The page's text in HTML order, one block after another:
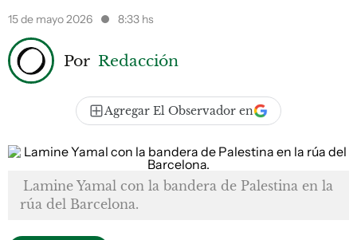
15 de mayo 2026 8:33 hs
Por Redacción
Agregar El Observador en
Lamine Yamal con la bandera de Palestina en la
rúa del Barcelona.